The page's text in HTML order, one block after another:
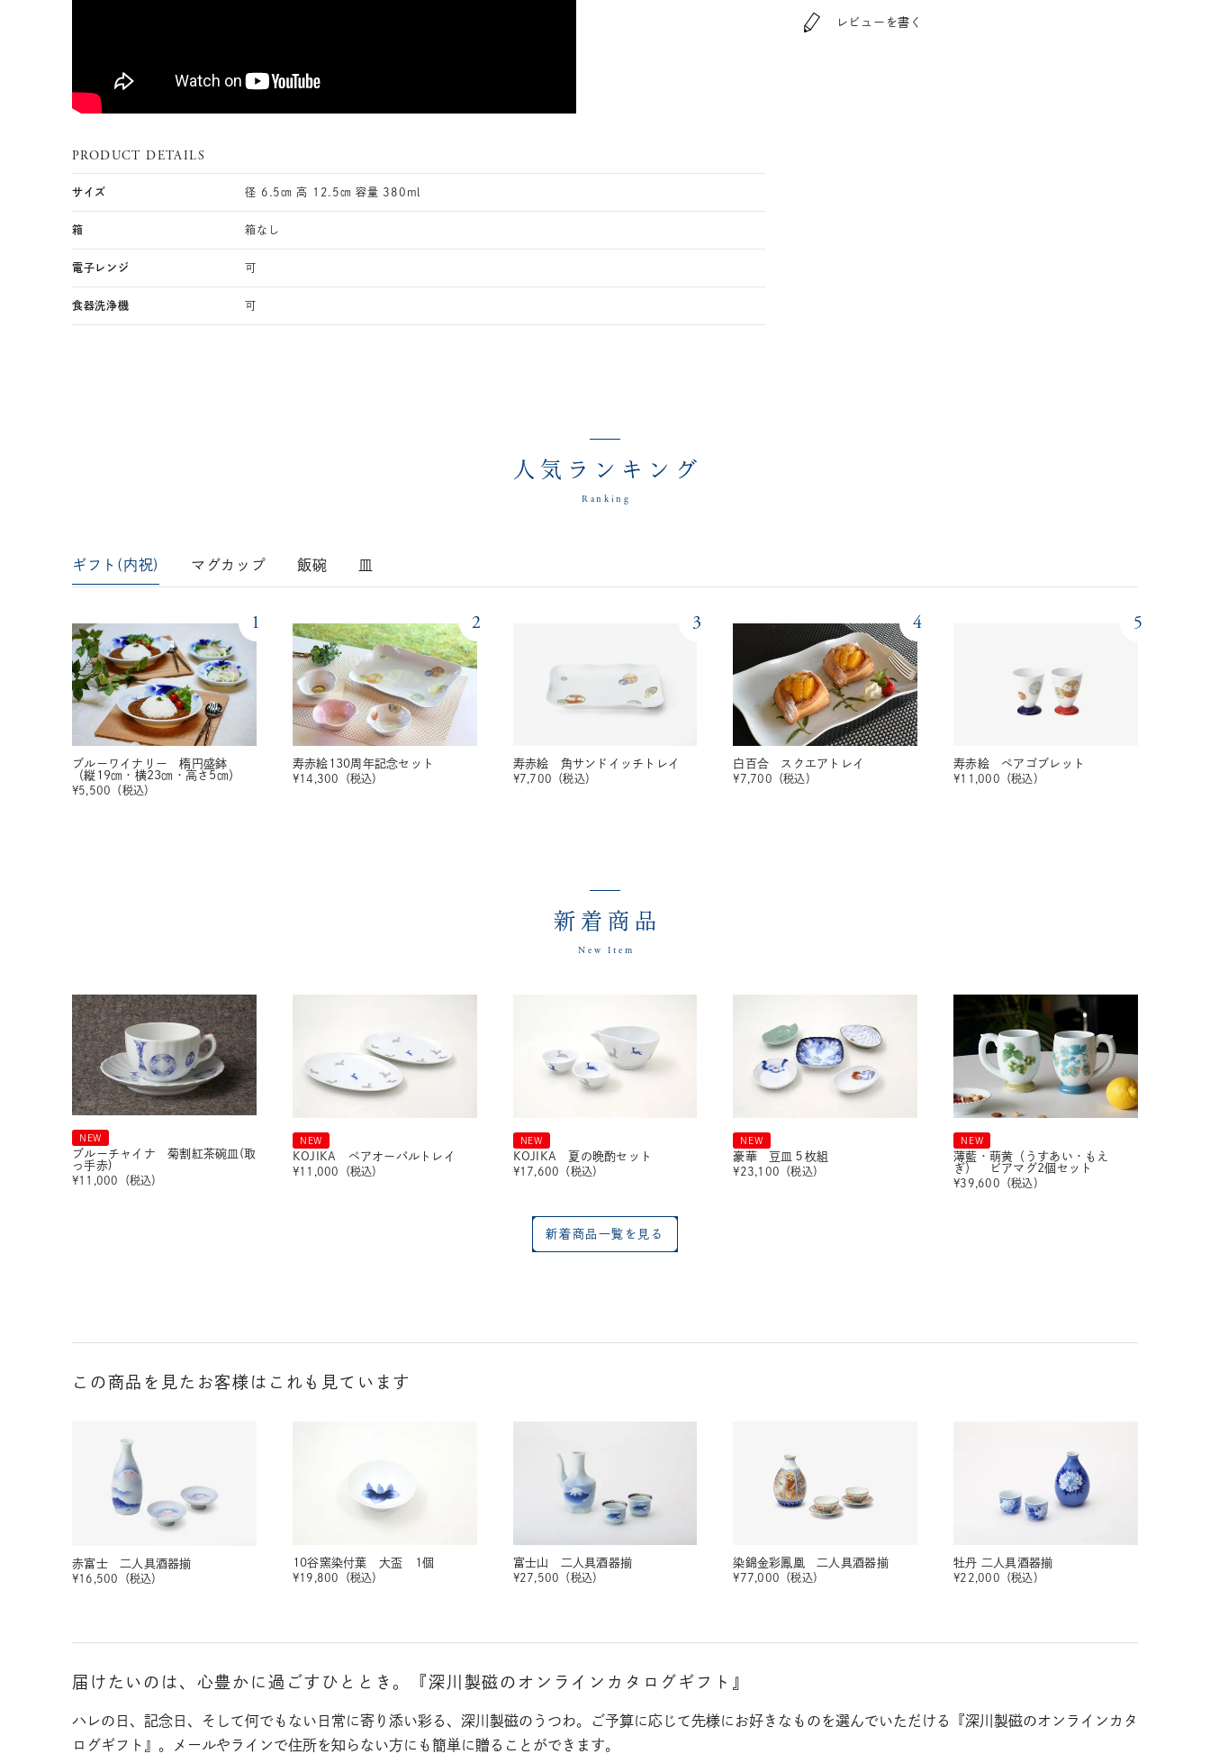
PRODUCT DETAILS
サイズ 径 6.5㎝ 高 12.5㎝ 容量 380ml
箱 箱なし
電子レンジ 可
食器洗浄機 可
レビューを書く
人気ランキング
Ranking
ギフト(内祝) マグカップ 飯碗 皿
1
ブルーワイナリー 楕円盛鉢
（縦19㎝・横23㎝・高さ5㎝）
¥5,500 （税込）
2
寿赤絵130周年記念セット
¥14,300 （税込）
3
寿赤絵 角サンドイッチトレイ
¥7,700 （税込）
4
白百合 スクエアトレイ
¥ 7,700 （税込）
5
寿赤絵 ペアゴブレット
¥11,000 （税込）
新着商品
New Item
NEW
ブルーチャイナ 菊割紅茶碗皿(取
っ手赤)
¥11,000 （税込）
NEW
KOJIKA ペアオーバルトレイ
¥11,000 （税込）
NEW
KOJIKA 夏の晩酌セット
¥17,600 （税込）
NEW
豪華 豆皿５枚組
¥23,100 （税込）
NEW
薄藍・萌黄（うすあい・もえ
ぎ） ビアマグ2個セット
¥39,600 （税込）
新着商品一覧を見る
この商品を見たお客様はこれも見ています
赤富士 二人具酒器揃
¥16,500 （税込）
10谷窯染付葉 大盃 1個
¥19,800 （税込）
富士山 二人具酒器揃
¥27,500 （税込）
染錦金彩鳳凰 二人具酒器揃
¥77,000 （税込）
牡丹 二人具酒器揃
¥22,000 （税込）
届けたいのは、心豊かに過ごすひととき。 『深川製磁のオンラインカタログギフト』
ハレの日、記念日、そして何でもない日常に寄り添い彩る、深川製磁のうつわ。ご予算に応じて先様にお好きなものを選んでいただける『深川製磁のオンラインカタ
ログギフト』。メールやラインで住所を知らない方にも簡単に贈ることができます。